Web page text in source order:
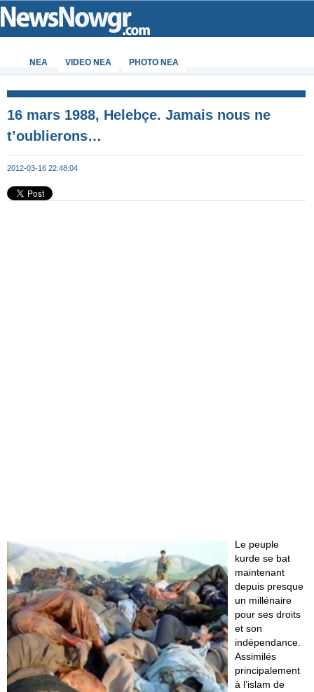
ΝΕΑ VIDEO NEA PHOTO NEA
16 mars 1988, Helebçe. Jamais nous ne
t’oublierons…
2012-03-16 22:48:04
Le peuple
kurde se bat
maintenant
depuis presque
un millénaire
pour ses droits
et son
indépendance.
Assimilés
principalement
à l’islam de